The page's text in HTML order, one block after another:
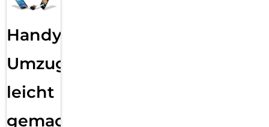
Handy
Umzug
leicht
gemacht!